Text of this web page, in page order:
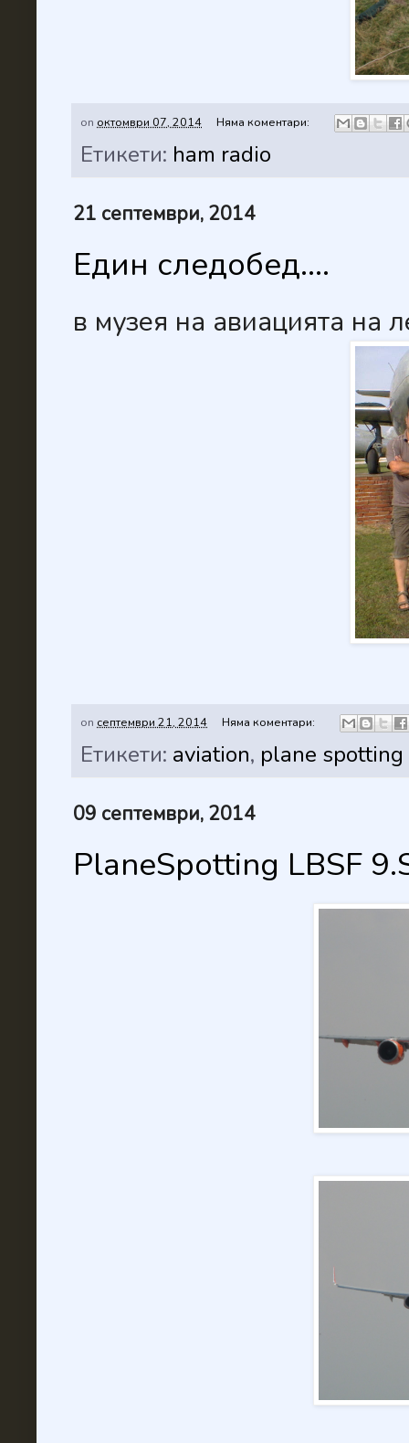
on октомври 07, 2014 Няма коментари:
Етикети: ham radio
21 септември, 2014
Един следобед....
в музея на авиацията на
on септември 21, 2014 Няма коментари:
Етикети: aviation, plane spotting
09 септември, 2014
PlaneSpotting LBSF